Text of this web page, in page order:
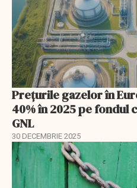
Prețurile gazelor în
40% în 2025 pe
GNL
30 DECEMBRIE 2025